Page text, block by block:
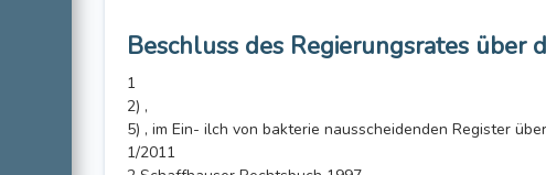
Beschluss des Regierungsrates
1
2) ,
5) , im Ein- ilch von bakterie nausscheidenden Register
1/2011